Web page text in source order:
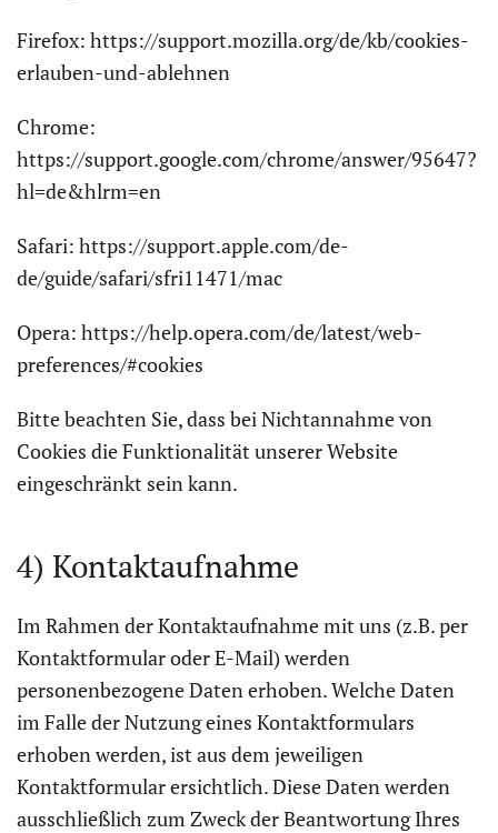
Firefox: https://support.mozilla.org/de/kb/cookies-
erlauben-und-ablehnen
Chrome:
https://support.google.com/chrome/answer/95647?
hl=de&hlrm=en
Safari: https://support.apple.com/de-
de/guide/safari/sfri11471/mac
Opera: https://help.opera.com/de/latest/web-
preferences/#cookies
Bitte beachten Sie, dass bei Nichtannahme von
Cookies die Funktionalität unserer Website
eingeschränkt sein kann.
4) Kontaktaufnahme
Im Rahmen der Kontaktaufnahme mit uns (z.B. per
Kontaktformular oder E-Mail) werden
personenbezogene Daten erhoben. Welche Daten
im Falle der Nutzung eines Kontaktformulars
erhoben werden, ist aus dem jeweiligen
Kontaktformular ersichtlich. Diese Daten werden
ausschließlich zum Zweck der Beantwortung Ihres